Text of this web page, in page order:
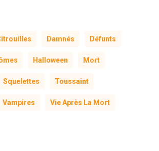
Damnés Défunts
Halloween Mort
Squelettes Toussaint
Vampires Vie Après La Mort